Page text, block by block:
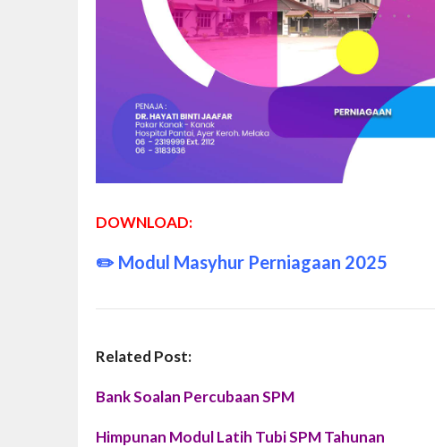
DOWNLOAD:
✏️ Modul Masyhur Perniagaan 2025
Related Post:
Bank Soalan Percubaan SPM
Himpunan Modul Latih Tubi SPM Tahunan